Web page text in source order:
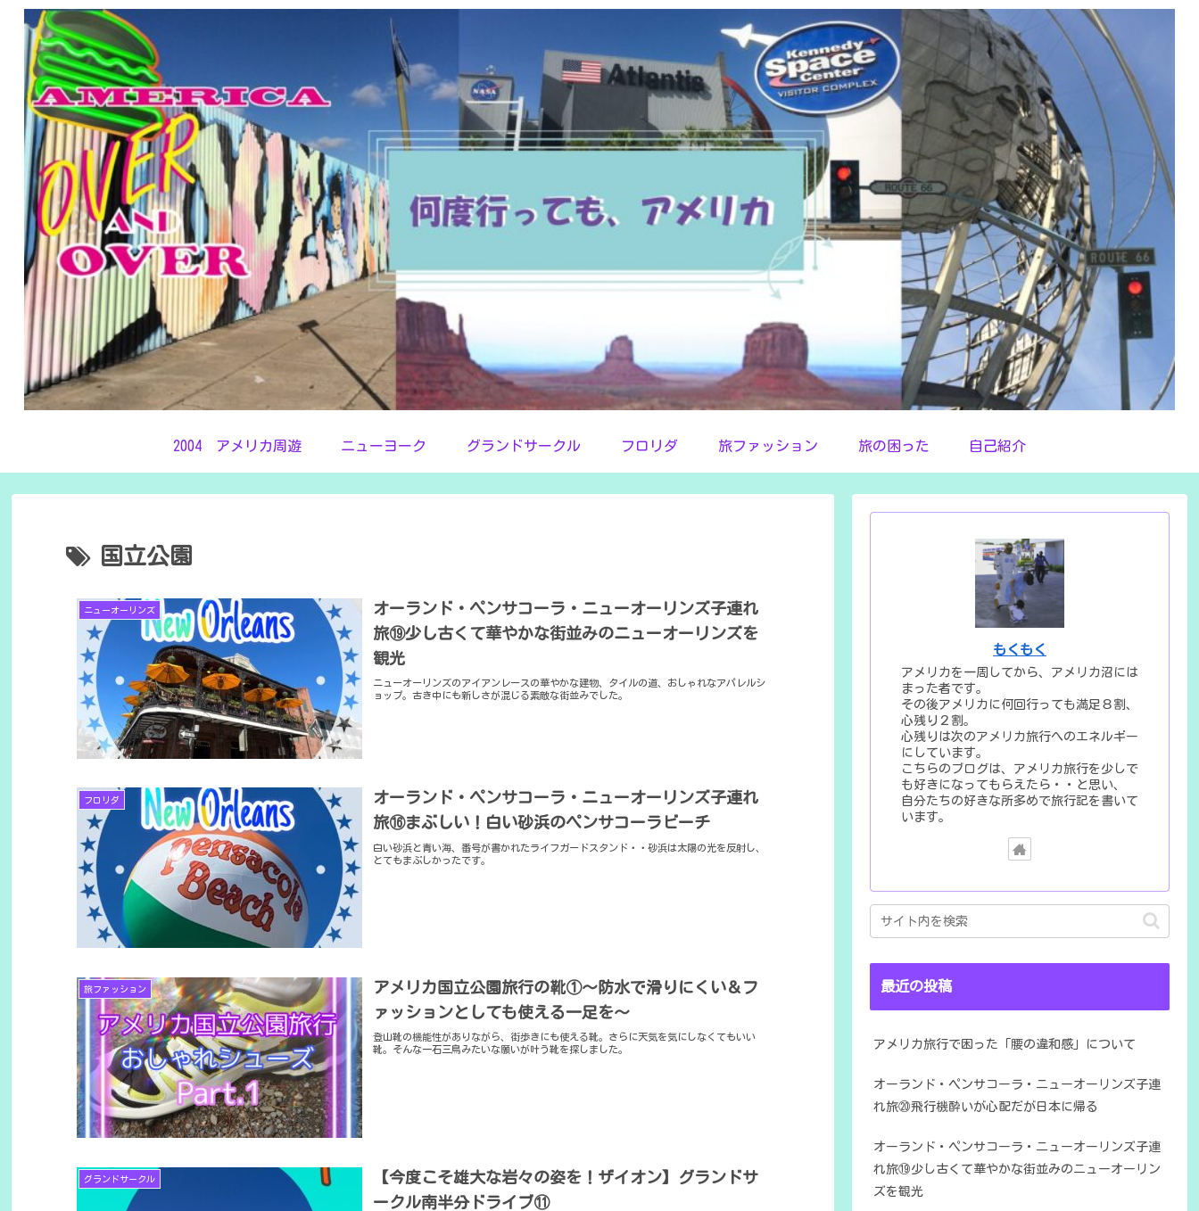
2004 アメリカ周遊 ニューヨーク グランドサークル フロリダ 旅ファッション 旅の困った 自己紹介
国立公園
ニューオーリンズ
オーランド・ペンサコーラ・ニューオーリンズ子連れ
旅⑲少し古くて華やかな街並みのニューオーリンズを
観光
ニューオーリンズのアイアンレースの華やかな建物、タイルの道、おしゃれなアパレルシ
ョップ。古き中にも新しさが混じる素敵な街並みでした。
フロリダ
オーランド・ペンサコーラ・ニューオーリンズ子連れ
旅⑯まぶしい！白い砂浜のペンサコーラビーチ
白い砂浜と青い海、番号が書かれたライフガードスタンド・・砂浜は太陽の光を反射し、
とてもまぶしかったです。
旅ファッション
アメリカ国立公園旅行の靴①～防水で滑りにくい＆フ
ァッションとしても使える一足を～
登山靴の機能性がありながら、街歩きにも使える靴。さらに天気を気にしなくてもいい
靴。そんな一石三鳥みたいな願いが叶う靴を探しました。
グランドサークル
【今度こそ雄大な岩々の姿を！ザイオン】グランドサ
ークル南半分ドライブ⑪
もくもく
アメリカを一周してから、アメリカ沼には
まった者です。
その後アメリカに何回行っても満足８割、
心残り２割。
心残りは次のアメリカ旅行へのエネルギー
にしています。
こちらのブログは、アメリカ旅行を少しで
も好きになってもらえたら・・と思い、
自分たちの好きな所多めで旅行記を書いて
います。
最近の投稿
アメリカ旅行で困った「腰の違和感」について
オーランド・ペンサコーラ・ニューオーリンズ子連
れ旅⑳飛行機酔いが心配だが日本に帰る
オーランド・ペンサコーラ・ニューオーリンズ子連
れ旅⑲少し古くて華やかな街並みのニューオーリン
ズを観光